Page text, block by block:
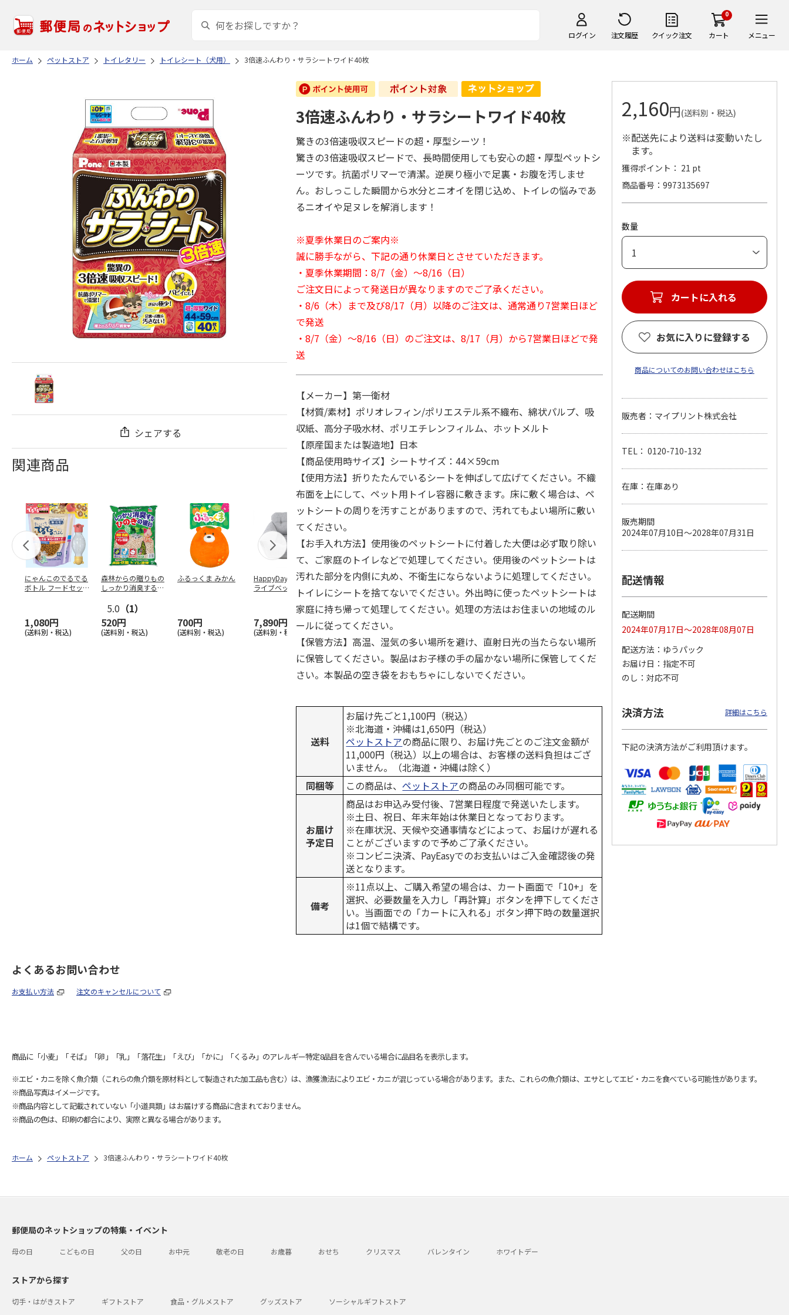
ログイン 注文履歴 クイック注文
0
カート メニュー
ホーム ペットストア トイレタリー トイレシート（犬用） 3倍速ふんわり・サラシートワイド40枚
シェアする
関連商品
にゃんこのでるでる
ボトル フードセッ
1,080円
(送料別・税込)
森林からの贈りもの
しっかり消臭するひ
5.0 （1）
520円
(送料別・税込)
ふるっくま みかん
700円
(送料別・税込)
HappyDays 2wayド
ライブベッド グレ
7,890円
(送料別・税込)
獣医師開発 ニオイ
をとる砂専用 猫ト
イレ ナチュラルグ
レー
1,550円
(送料別・税込)
デオトイレ 飛び散
らない消臭・抗菌サ
ンド 4L
銀のスプーン パウ
チ 健康に育つ子ね
こ用 まぐろ・かつ
おに…
無添加良品 カムカ
ムデンタルコーン
ぐるぐるボーン型 S
…
ペット線香 虹のか
なた フルーティフ
ローラルの香り
590円
(送料別・税込)
えBOX とりささ…
380円
(送料別・税込)
3倍速ふんわり・サラシートワイド40枚
驚きの3倍速吸収スピードの超・厚型シーツ！
驚きの3倍速吸収スピードで、長時間使用しても安心の超・厚型ペットシ
ーツです。抗菌ポリマーで清潔。逆戻り極小で足裏・お腹を汚しませ
ん。おしっこした瞬間から水分とニオイを閉じ込め、トイレの悩みであ
るニオイや足ヌレを解消します！
※夏季休業日のご案内※
誠に勝手ながら、下記の通り休業日とさせていただきます。
・夏季休業期間：8/7（金）～8/16（日）
ご注文日によって発送日が異なりますのでご了承ください。
・8/6（木）まで及び8/17（月）以降のご注文は、通常通り7営業日ほど
で発送
・8/7（金）～8/16（日）のご注文は、8/17（月）から7営業日ほどで発
送
【メーカー】第一衛材
【材質/素材】ポリオレフィン/ポリエステル系不織布、綿状パルプ、吸
収紙、高分子吸水材、ポリエチレンフィルム、ホットメルト
【原産国または製造地】日本
【商品使用時サイズ】シートサイズ：44×59cm
【使用方法】折りたたんでいるシートを伸ばして広げてください。不織
布面を上にして、ペット用トイレ容器に敷きます。床に敷く場合は、ペ
ットシートの周りを汚すことがありますので、汚れてもよい場所に敷い
てください。
【お手入れ方法】使用後のペットシートに付着した大便は必ず取り除い
て、ご家庭のトイレなどで処理してください。使用後のペットシートは
汚れた部分を内側に丸め、不衛生にならないように処理してください。
トイレにシートを捨てないでください。外出時に使ったペットシートは
家庭に持ち帰って処理してください。処理の方法はお住まいの地域のル
ールに従ってください。
【保管方法】高温、湿気の多い場所を避け、直射日光の当たらない場所
に保管してください。製品はお子様の手の届かない場所に保管してくだ
さい。本製品の空き袋をおもちゃにしないでください。
送料
お届け先ごと1,100円（税込）
※北海道・沖縄は1,650円（税込）
ペットストアの商品に限り、お届け先ごとのご注文金額が
11,000円（税込）以上の場合は、お客様の送料負担はござ
いません。（北海道・沖縄は除く）
同梱等
この商品は、ペットストアの商品のみ同梱可能です。
お届け
予定日
商品はお申込み受付後、7営業日程度で発送いたします。
※土日、祝日、年末年始は休業日となっております。
※在庫状況、天候や交通事情などによって、お届けが遅れる
ことがございますので予めご了承ください。
※コンビニ決済、PayEasyでのお支払いはご入金確認後の発
送となります。
備考
※11点以上、ご購入希望の場合は、カート画面で「10+」を
選択、必要数量を入力し「再計算」ボタンを押下してくださ
い。当画面での「カートに入れる」ボタン押下時の数量選択
は1個で結構です。
2,160円(送料別・税込)
※配送先により送料は変動いたし
ます。
獲得ポイント： 21 pt
商品番号
9973135697
数量
カートに入れる
お気に入りに登録する
商品についてのお問い合わせはこちら
販売者：マイプリント株式会社
TEL： 0120-710-132
在庫：在庫あり
販売期間
2024年07月10日～2028年07月31日
配送情報
配送期間
2024年07月17日～2028年08月07日
配送方法
ゆうパック
お届け日
指定不可
のし
対応不可
決済方法 詳細はこちら
下記の決済方法がご利用頂けます。
よくあるお問い合わせ
お支払い方法 注文のキャンセルについて
商品に「小麦」「そば」「卵」「乳」「落花生」「えび」「かに」「くるみ」のアレルギー特定8品目を含んでいる場合に品目名を表示します。
※エビ・カニを除く魚介類（これらの魚介類を原材料として製造された加工品も含む）は、漁獲漁法によりエビ・カニが混じっている場合があります。また、これらの魚介類は、エサとしてエビ・カニを食べている可能性があります。
※商品写真はイメージです。
※商品内容として記載されていない「小道具類」はお届けする商品に含まれておりません。
※商品の色は、印刷の都合により、実際と異なる場合があります。
ホーム ペットストア 3倍速ふんわり・サラシートワイド40枚
郵便局のネットショップの特集・イベント
母の日 こどもの日 父の日 お中元 敬老の日 お歳暮 おせち クリスマス バレンタイン ホワイトデー
ストアから探す
切手・はがきストア ギフトストア 食品・グルメストア グッズストア ソーシャルギフトストア